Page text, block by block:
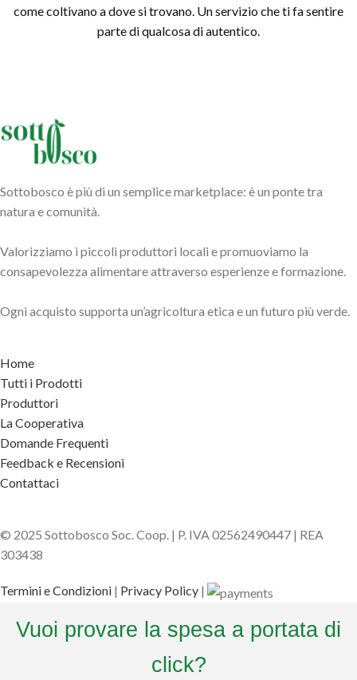
come coltivano a dove si trovano. Un servizio che ti fa sentire
parte di qualcosa di autentico.
Sottobosco è più di un semplice marketplace: è un ponte tra
natura e comunità.
Valorizziamo i piccoli produttori locali e promuoviamo la
consapevolezza alimentare attraverso esperienze e formazione.
Ogni acquisto supporta un’agricoltura etica e un futuro più verde.
Home
Tutti i Prodotti
Produttori
La Cooperativa
Domande Frequenti
Feedback e Recensioni
Contattaci
© 2025 Sottobosco Soc. Coop. | P. IVA 02562490447 | REA
303438
Termini e Condizioni | Privacy Policy |
Vuoi provare la spesa a portata di
click?